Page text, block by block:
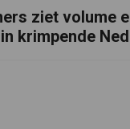
ziet volume
krimpende